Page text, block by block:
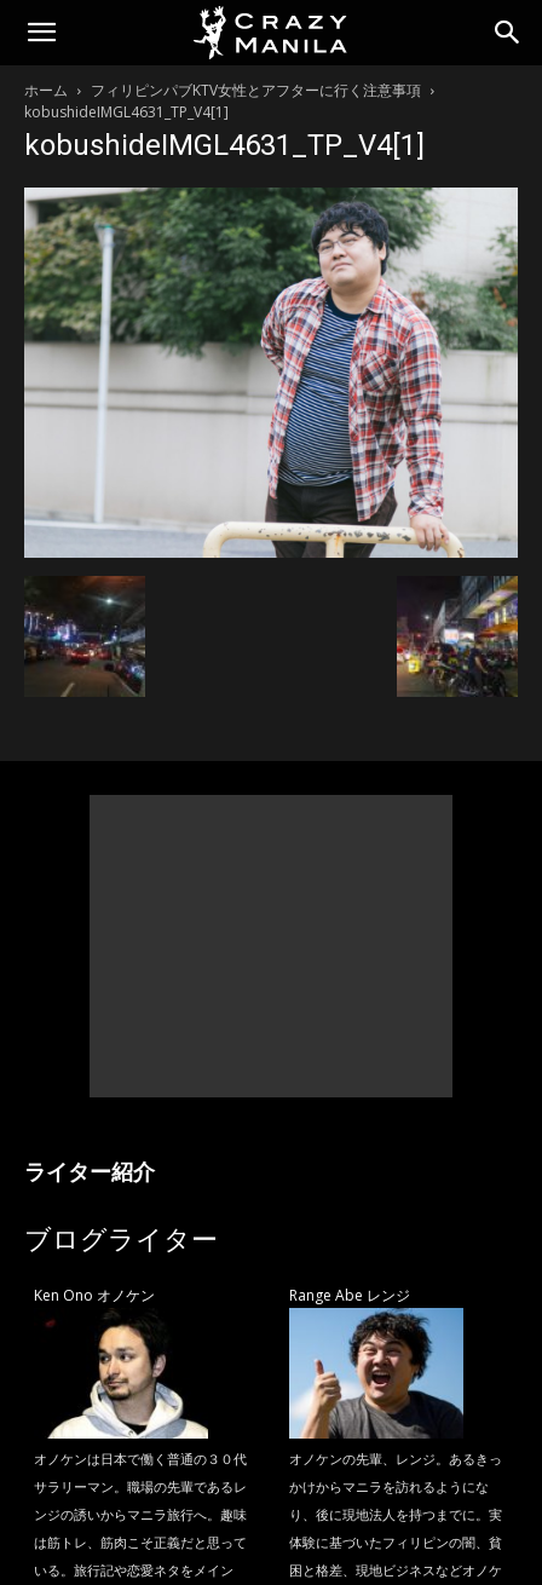
ホーム
フィリピンパブKTV女性とアフターに行く注意事項
kobushideIMGL4631_TP_V4[1]
kobushideIMGL4631_TP_V4[1]
ライター紹介
ブログライター
Ken Ono オノケン
オノケンは日本で働く普通の３０代
サラリーマン。職場の先輩であるレ
ンジの誘いからマニラ旅行へ。趣味
は筋トレ、筋肉こそ正義だと思って
いる。旅行記や恋愛ネタをメイン
Range Abe レンジ
オノケンの先輩、レンジ。あるきっ
かけからマニラを訪れるようにな
り、後に現地法人を持つまでに。実
体験に基づいたフィリピンの闇、貧
困と格差、現地ビジネスなどオノケ